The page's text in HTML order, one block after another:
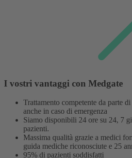
I vostri vantaggi con Medgate
Trattamento competente da parte
anche in caso di emergenza
Siamo disponibili 24 ore su 24, 7
pazienti.
Massima qualità grazie a medici
guida mediche riconosciute e 25
95% di pazienti soddisfatti